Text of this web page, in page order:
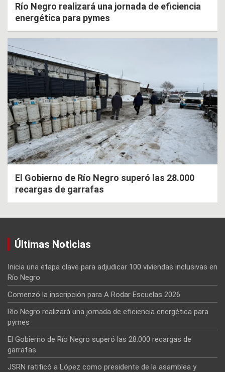
Río Negro realizará una jornada de eficiencia
energética para pymes
El Gobierno de Río Negro superó las 28.000
recargas de garrafas
Últimas Noticias
Inicia una etapa clave para adjudicar 100 viviendas inclusivas en
Río Negro
Comenzó la inscripción para A Rodar Escuelas 2026
Río Negro realizará una jornada de eficiencia energética para
pymes
El Gobierno de Río Negro superó las 28.000 recargas de
garrafas
JSRN ratificó a López como presidente de la asamblea y